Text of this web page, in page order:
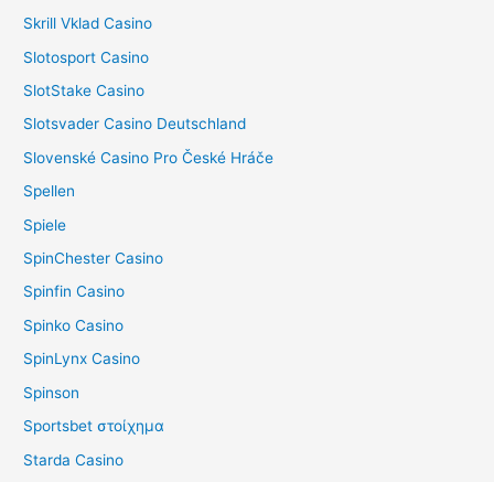
Skrill Vklad Casino
Slotosport Casino
SlotStake Casino
Slotsvader Casino Deutschland
Slovenské Casino Pro České Hráče
Spellen
Spiele
SpinChester Casino
Spinfin Casino
Spinko Casino
SpinLynx Casino
Spinson
Sportsbet στοίχημα
Starda Casino